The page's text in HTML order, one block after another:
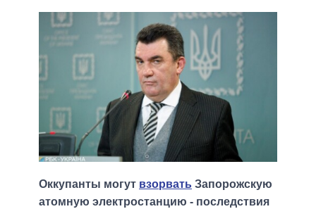
Оккупанты могут взорвать Запорожскую
атомную электростанцию - последствия